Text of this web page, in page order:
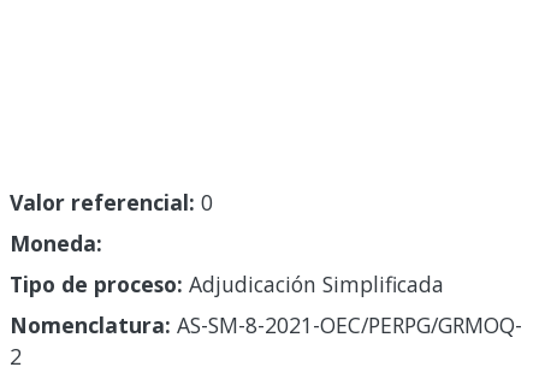
Valor referencial: 0
Moneda:
Tipo de proceso: Adjudicación Simplificada
Nomenclatura: AS-SM-8-2021-OEC/PERPG/GRMOQ-
2